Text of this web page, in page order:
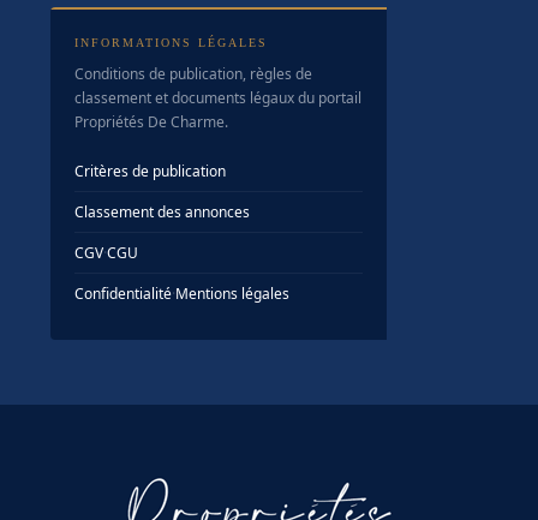
INFORMATIONS LÉGALES
Conditions de publication, règles de
classement et documents légaux du portail
Propriétés De Charme.
Critères de publication
Classement des annonces
CGV·CGU
Confidentialité·Mentions légales